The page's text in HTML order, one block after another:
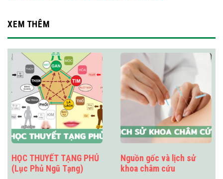
XEM THÊM
HỌC THUYẾT TẠNG PHỦ
(Lục Phủ Ngũ Tạng)
Nguồn gốc và lịch sử
khoa châm cứu